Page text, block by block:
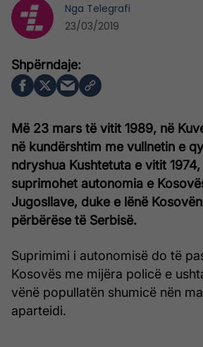
Më 23 mars të vitit 1989, në
në kundërshtim me vullnetin e
ndryshua Kushtetuta e vitit
suprimohet autonomia e
Jugosllave, duke e lënë
përbërëse të Serbisë.
Suprimimi i autonomisë do të
Kosovës me mijëra policë e
vënë popullatën shumicë nën
aparteidi.
Nga Telegrafi
23/03/2019